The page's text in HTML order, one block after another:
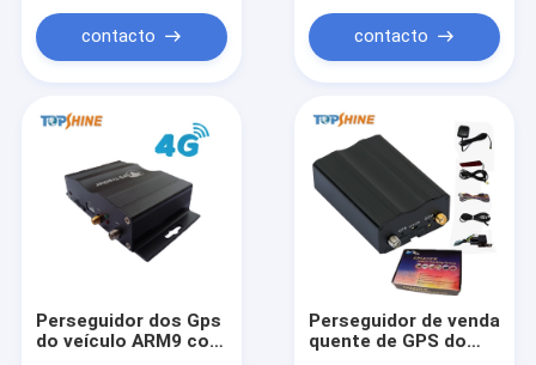
contacto contacto
Perseguidor dos Gps
do veículo ARM9 com
Perseguidor de venda
quente de GPS do